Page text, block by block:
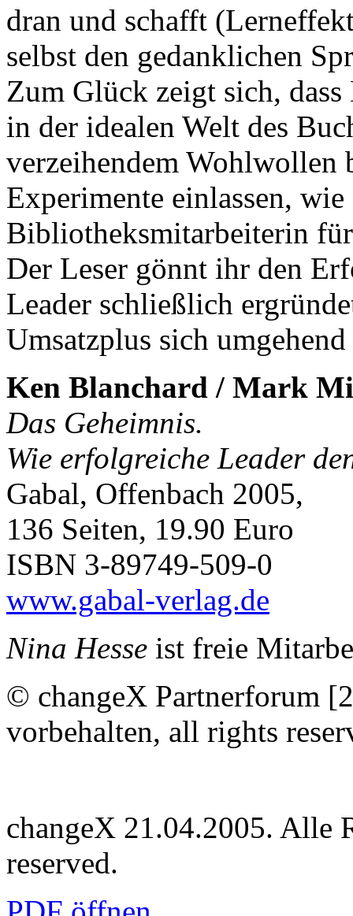
dran und schafft
selbst den gedanklichen
Zum Glück zeigt sich,
in der idealen Welt des
verzeihendem Wohlwollen
Experimente einlassen,
Bibliotheksmitarbeiterin
Der Leser gönnt ihr den
Leader schließlich
Umsatzplus sich
Ken Blanchard / Mark
Das Geheimnis.
Wie erfolgreiche Leader
Gabal, Offenbach 2005,
136 Seiten, 19.90 Euro
ISBN 3-89749-509-0
www.gabal-verlag.de
Nina Hesse ist freie
© changeX Partnerforum
vorbehalten, all rights
changeX 21.04.2005. Alle
reserved.